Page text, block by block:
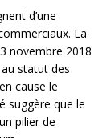
d’une
La
novembre 2018
statut des
cause le
suggère que le
pilier de